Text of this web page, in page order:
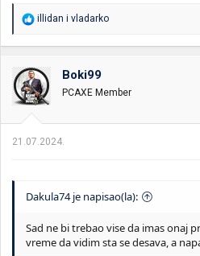
R
a
o
v
a
n
:
illidan i vladarko
Boki99
PCAXE Member
21.07.2024.
Dakula74 je napisao(la):
Sad ne bi trebao vise da imas onaj
vreme da vidim sta se desava, a